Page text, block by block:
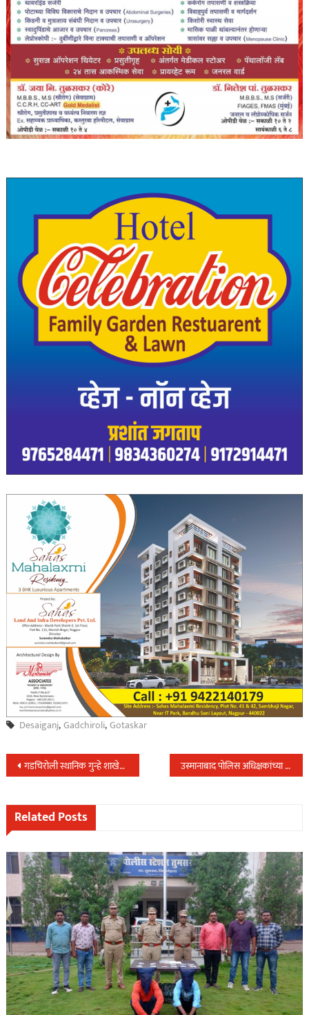
Desaiganj,Gadchiroli,Gotaskar
Post
navigation
गडचिरोली स्थानिक गुन्हे शाखेने पकडला शहरात येणारा अवैध दारुसाठा उस्मानाबाद पोलिस अधिक्षकांच्या विशेष पथकाने अवैधरित्या सुरु असलेल्या कत्तल खाण्यावर केली धडाकेबाज कार्यवाही
Related Posts